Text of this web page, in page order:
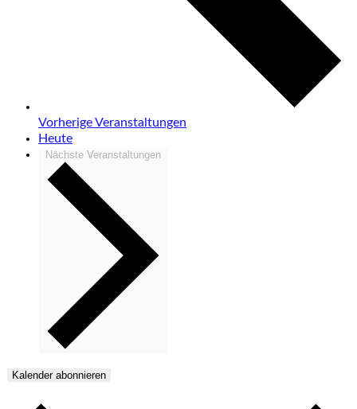
VorherigeVeranstaltungen
Heute
Nächste Veranstaltungen
Kalender abonnieren